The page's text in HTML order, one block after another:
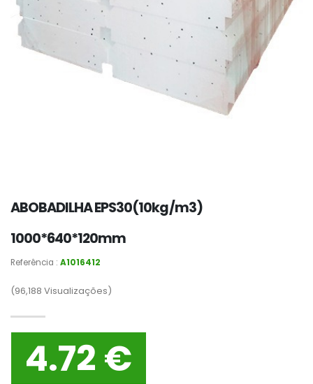
ABOBADILHA EPS30(10kg/m3)
1000*640*120mm
Referência : A1016412
(96,188 Visualizações)
4.72 €